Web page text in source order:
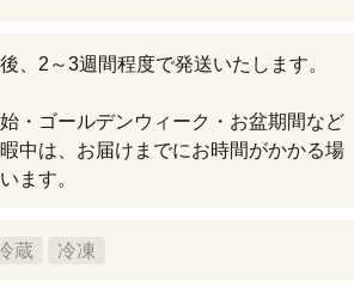
、2～3週間程度で発送いたします。
・ゴールデンウィーク・お盆期間など
中は、お届けまでにお時間がかかる場
ます。
蔵 冷凍